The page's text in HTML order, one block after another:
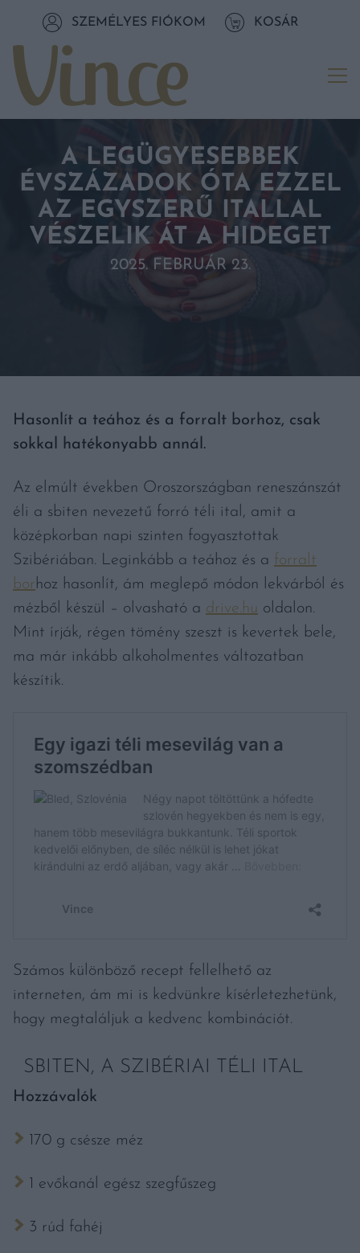
Tovább a tartalomhozSZEMÉLYES FIÓKOM KOSÁR
A LEGÜGYESEBBEK
ÉVSZÁZADOK ÓTA EZZEL
AZ EGYSZERŰ ITALLAL
VÉSZELIK ÁT A HIDEGET
2025. FEBRUÁR 23.
Hasonlít a teához és a forralt borhoz, csak
sokkal hatékonyabb annál.
Az elmúlt években Oroszországban reneszánszát
éli a sbiten nevezetű forró téli ital, amit a
középkorban napi szinten fogyasztottak
Szibériában. Leginkább a teához és a forralt
borhoz hasonlít, ám meglepő módon lekvárból és
mézből készül – olvasható a drive.hu oldalon.
Mint írják, régen tömény szeszt is kevertek bele,
ma már inkább alkoholmentes változatban
készítik.
Számos különböző recept fellelhető az
interneten, ám mi is kedvünkre kísérletezhetünk,
hogy megtaláljuk a kedvenc kombinációt.
SBITEN, A SZIBÉRIAI TÉLI ITAL
Hozzávalók
170 g csésze méz
1 evőkanál egész szegfűszeg
3 rúd fahéj